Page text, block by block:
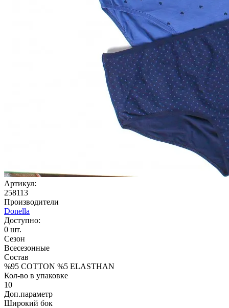
Артикул:
258113
Производители
Donella
Доступно:
0 шт.
Сезон
Всесезонные
Состав
%95 COTTON %5 ELASTHAN
Кол-во в упаковке
10
Доп.параметр
Широкий бок